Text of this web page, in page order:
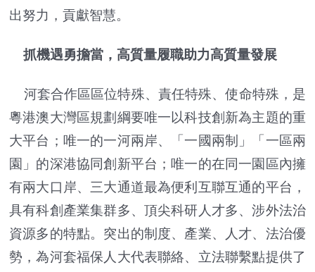
出努力，貢獻智慧。
抓機遇勇擔當，高質量履職助力高質量發展
河套合作區區位特殊、責任特殊、使命特殊，是
粵港澳大灣區規劃綱要唯一以科技創新為主題的重
大平台；唯一的一河兩岸、「一國兩制」「一區兩
園」的深港協同創新平台；唯一的在同一園區內擁
有兩大口岸、三大通道最為便利互聯互通的平台，
具有科創產業集群多、頂尖科研人才多、涉外法治
資源多的特點。突出的制度、產業、人才、法治優
勢，為河套福保人大代表聯絡、立法聯繫點提供了